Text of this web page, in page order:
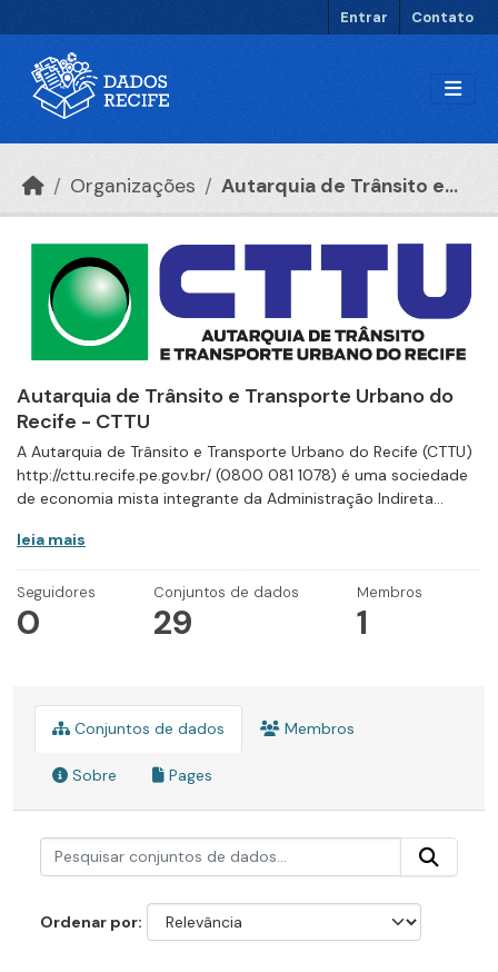
Entrar Contato
Organizações Autarquia de Trânsito e...
Autarquia de Trânsito e Transporte Urbano do
Recife - CTTU
A Autarquia de Trânsito e Transporte Urbano do Recife (CTTU)
http://cttu.recife.pe.gov.br/ (0800 081 1078) é uma sociedade
de economia mista integrante da Administração Indireta...
leia mais
Seguidores
0
Conjuntos de dados
29
Membros
1
Conjuntos de dados Membros
Sobre Pages
Ordenar por